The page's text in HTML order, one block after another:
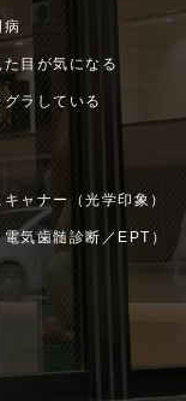
病
目が気になる
ラしている
ャナー（光学印象）
気歯髄診断／EPT）